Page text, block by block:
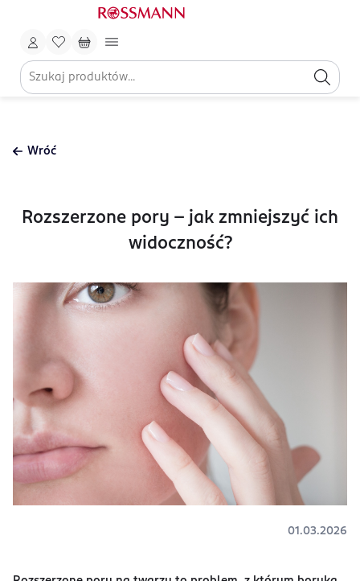
Wróć
Rozszerzone pory – jak zmniejszyć ich
widoczność?
01.03.2026